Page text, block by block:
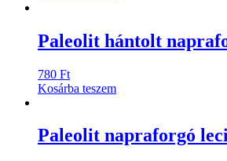
Paleolit hántolt
780 Ft
Kosárba teszem
Paleolit napraforgó